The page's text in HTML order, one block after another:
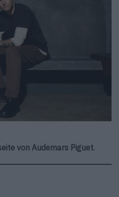
von Audemars Piguet.